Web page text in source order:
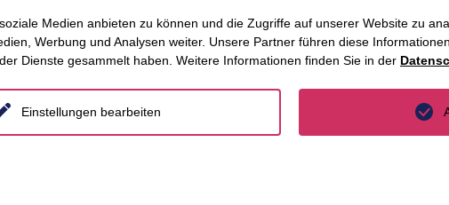
Dekarbonisierung
Distressed Funds
Künstliche Intelligenz
Essen
Frankfurt a.M.
Hamburg
China
Indien
Indonesien
Medien anbieten zu können und die Zugriffe auf unserer Website zu
Werbung und Analysen weiter. Unsere Partner führen diese
Dienste gesammelt haben. Weitere Informationen finden Sie in der
Einstellungen bearbeiten